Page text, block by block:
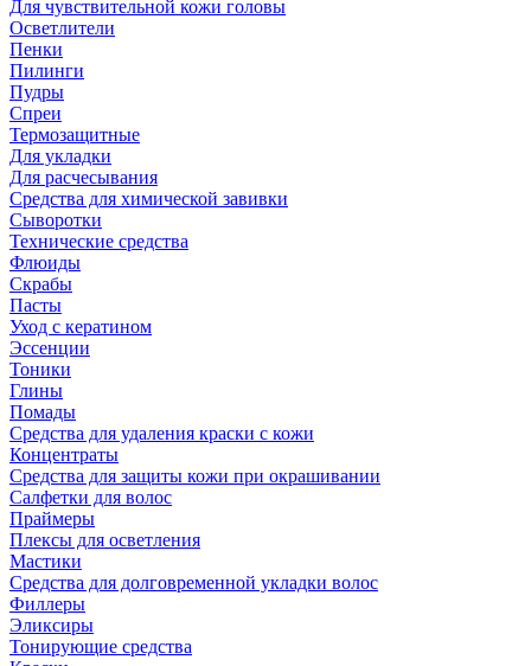
Для чувствительной кожи головы
Осветлители
Пенки
Пилинги
Пудры
Спреи
Термозащитные
Для укладки
Для расчесывания
Средства для химической завивки
Сыворотки
Технические средства
Флюиды
Скрабы
Пасты
Уход с кератином
Эссенции
Тоники
Глины
Помады
Средства для удаления краски с кожи
Концентраты
Средства для защиты кожи при окрашивании
Салфетки для волос
Праймеры
Плексы для осветления
Мастики
Средства для долговременной укладки волос
Филлеры
Эликсиры
Тонирующие средства